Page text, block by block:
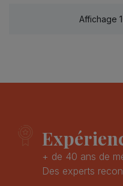
Affichage
+ de 40 ans de
Des experts